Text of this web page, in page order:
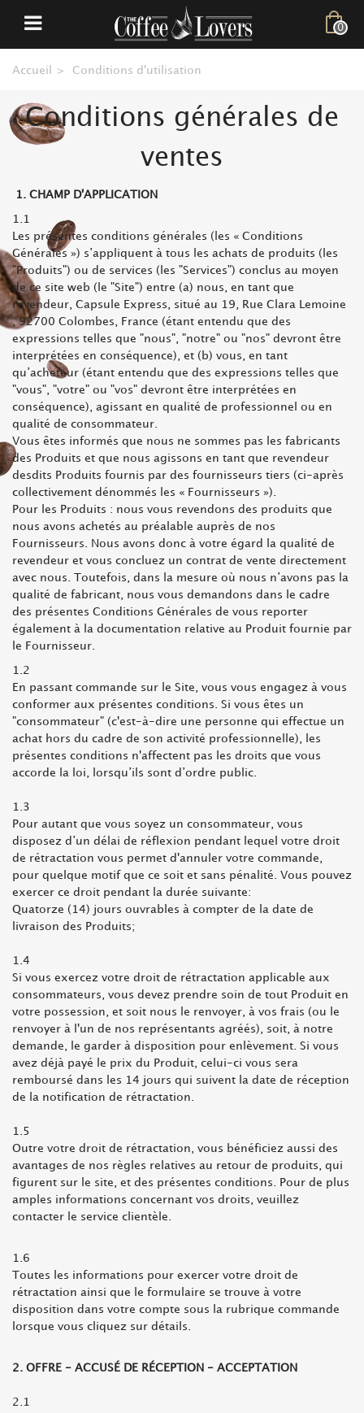
0
Accueil > Conditions d'utilisation
Conditions générales de
ventes
1. CHAMP D'APPLICATION
1.1
Les présentes conditions générales (les « Conditions
Générales ») s’appliquent à tous les achats de produits (les
"Produits") ou de services (les "Services") conclus au moyen
de ce site web (le "Site") entre (a) nous, en tant que
revendeur, Capsule Express, situé au 19, Rue Clara Lemoine
, 92700 Colombes, France (étant entendu que des
expressions telles que "nous", "notre" ou "nos" devront être
interprétées en conséquence), et (b) vous, en tant
qu’acheteur (étant entendu que des expressions telles que
"vous", "votre" ou "vos" devront être interprétées en
conséquence), agissant en qualité de professionnel ou en
qualité de consommateur.
Vous êtes informés que nous ne sommes pas les fabricants
des Produits et que nous agissons en tant que revendeur
desdits Produits fournis par des fournisseurs tiers (ci-après
collectivement dénommés les « Fournisseurs »).
Pour les Produits : nous vous revendons des produits que
nous avons achetés au préalable auprès de nos
Fournisseurs. Nous avons donc à votre égard la qualité de
revendeur et vous concluez un contrat de vente directement
avec nous. Toutefois, dans la mesure où nous n’avons pas la
qualité de fabricant, nous vous demandons dans le cadre
des présentes Conditions Générales de vous reporter
également à la documentation relative au Produit fournie par
le Fournisseur.
1.2
En passant commande sur le Site, vous vous engagez à vous
conformer aux présentes conditions. Si vous êtes un
"consommateur" (c'est-à-dire une personne qui effectue un
achat hors du cadre de son activité professionnelle), les
présentes conditions n'affectent pas les droits que vous
accorde la loi, lorsqu’ils sont d’ordre public.
1.3
Pour autant que vous soyez un consommateur, vous
disposez d’un délai de réflexion pendant lequel votre droit
de rétractation vous permet d'annuler votre commande,
pour quelque motif que ce soit et sans pénalité. Vous pouvez
exercer ce droit pendant la durée suivante:
Quatorze (14) jours ouvrables à compter de la date de
livraison des Produits;
1.4
Si vous exercez votre droit de rétractation applicable aux
consommateurs, vous devez prendre soin de tout Produit en
votre possession, et soit nous le renvoyer, à vos frais (ou le
renvoyer à l'un de nos représentants agréés), soit, à notre
demande, le garder à disposition pour enlèvement. Si vous
avez déjà payé le prix du Produit, celui-ci vous sera
remboursé dans les 14 jours qui suivent la date de réception
de la notification de rétractation.
1.5
Outre votre droit de rétractation, vous bénéficiez aussi des
avantages de nos règles relatives au retour de produits, qui
figurent sur le site, et des présentes conditions. Pour de plus
amples informations concernant vos droits, veuillez
contacter le service clientèle.
1.6
Toutes les informations pour exercer votre droit de
rétractation ainsi que le formulaire se trouve à votre
disposition dans votre compte sous la rubrique commande
lorsque vous cliquez sur détails.
2. OFFRE - ACCUSÉ DE RÉCEPTION - ACCEPTATION
2.1